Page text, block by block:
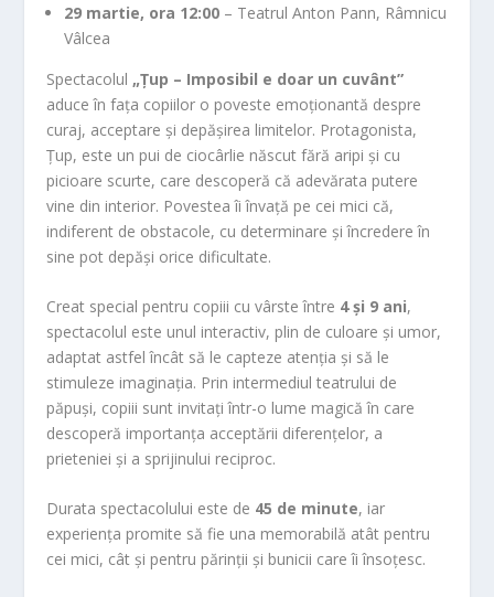
29 martie, ora 12:00 – Teatrul Anton Pann, Râmnicu
Vâlcea
Spectacolul „Țup – Imposibil e doar un cuvânt”
aduce în fața copiilor o poveste emoționantă despre
curaj, acceptare și depășirea limitelor. Protagonista,
Țup, este un pui de ciocârlie născut fără aripi și cu
picioare scurte, care descoperă că adevărata putere
vine din interior. Povestea îi învață pe cei mici că,
indiferent de obstacole, cu determinare și încredere în
sine pot depăși orice dificultate.
Creat special pentru copiii cu vârste între 4 și 9 ani,
spectacolul este unul interactiv, plin de culoare și umor,
adaptat astfel încât să le capteze atenția și să le
stimuleze imaginația. Prin intermediul teatrului de
păpuși, copiii sunt invitați într-o lume magică în care
descoperă importanța acceptării diferențelor, a
prieteniei și a sprijinului reciproc.
Durata spectacolului este de 45 de minute, iar
experiența promite să fie una memorabilă atât pentru
cei mici, cât și pentru părinții și bunicii care îi însoțesc.